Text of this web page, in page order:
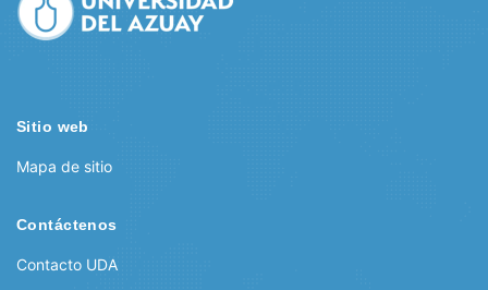
Sitio web
Mapa de sitio
Contáctenos
Contacto UDA